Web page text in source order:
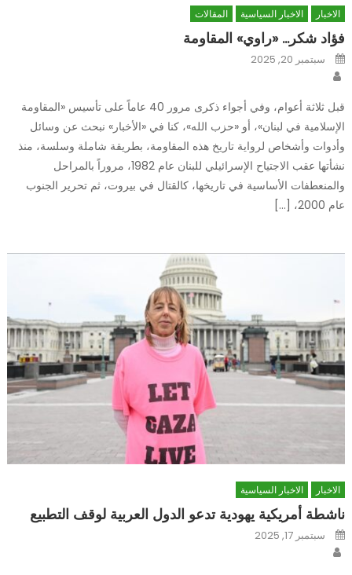
الاخبار الاخبار السياسية المقالات
فؤاد شكر… «راوي» المقاومة
Posted
onسبتمبر 20, 2025
قبل ثلاثة أعوام، وفي أجواء ذكرى مرور 40 عاماً على تأسيس «المقاومة
الإسلامية في لبنان»، أو «حزب الله»، كنا في «الأخبار» نبحث عن وسائل
وأدوات وأشخاص لرواية تاريخ هذه المقاومة، بطريقة شاملة وسلسة، منذ
نشأتها عقب الاجتياح الإسرائيلي للبنان عام 1982، مروراً بالمراحل
والمنعطفات الأساسية في تاريخها، كالقتال في بيروت، ثم تحرير الجنوب
عام 2000، […]
الاخبار الاخبار السياسية
ناشطة أمريكية يهودية تدعو الدول العربية لوقف التطبيع
Posted
onسبتمبر 17, 2025